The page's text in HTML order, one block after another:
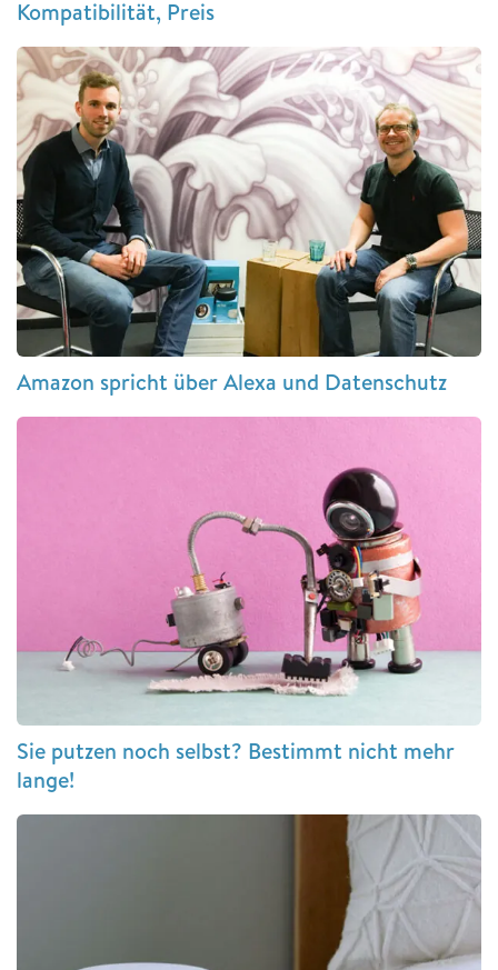
Kompatibilität, Preis
Amazon spricht über Alexa und Datenschutz
Sie putzen noch selbst? Bestimmt nicht mehr
lange!